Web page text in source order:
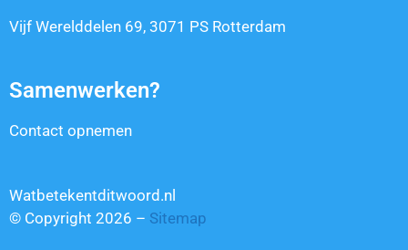
Vijf Werelddelen 69, 3071 PS Rotterdam
Samenwerken?
Contact opnemen
Watbetekentditwoord.nl
© Copyright 2026 – Sitemap